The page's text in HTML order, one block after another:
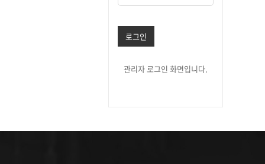
로그인
관리자 로그인 화면입니다.